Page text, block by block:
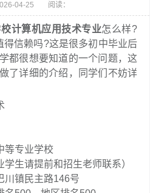
04-25 阅读：
计算机应用技术专业怎么样?
信赖吗?这是很多初中毕业后
都很想要知道的一个问题，这
了详细的介绍，同学们不妨详
等专业学校
生请提前和招生老师联系）
川镇民主路146号